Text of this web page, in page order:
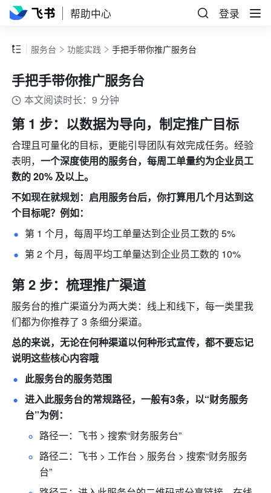
帮助中心 登录
服务台 功能实践 手把手带你推广服务台
手把手带你推广服务台
本文阅读时长：9 分钟
第 1 步：以数据为导向，制定推广目标
合理且可量化的目标，更能引导团队有效完成任务。经验
表明，一个深度使用的服务台，每周工单量约为企业员工
数的 20% 及以上。
不如现在就规划：启用服务台后，你打算用几个月达到这
个目标呢？例如：
第 1 个月，每周平均工单量达到企业员工数的 5%
第 2 个月，每周平均工单量达到企业员工数的 10%
第 2 步：梳理推广渠道
服务台的推广渠道分为两大类：线上和线下，每一类里我
们都为你推荐了 3 条细分渠道。
总的来说，无论在何种渠道以何种形式宣传，都不要忘记
说明这些核心内容哦
此服务台的服务范围
进入此服务台的常规路径，一般有3条，以“财务服务
台”为例：
路径一：飞书 > 搜索“财务服务台”
路径二：飞书 > 工作台 > 服务台 > 搜索“财务服务
台”